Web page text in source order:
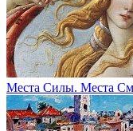
Места Силы. Места